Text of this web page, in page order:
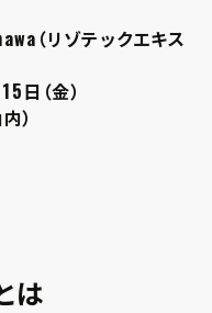
（リゾテックエキス
日（金）
）
は